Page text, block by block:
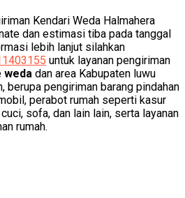
Kendari Weda Halmahera
dan estimasi tiba pada tanggal
lebih lanjut silahkan
untuk layanan pengiriman
weda dan area Kabupaten luwu
berupa pengiriman barang pindahan
perabot rumah seperti kasur
sofa, dan lain lain, serta layanan
rumah.